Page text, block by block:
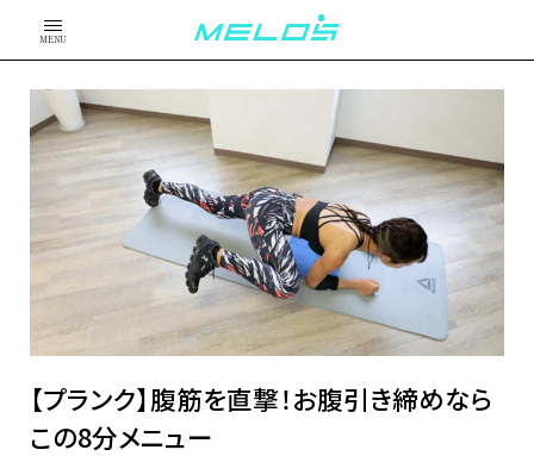
MENU
【プランク】腹筋を直撃！お腹引き締めなら
この8分メニュー